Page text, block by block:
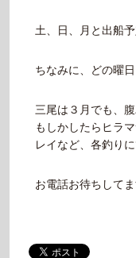
土、日、月と出船
ちなみに、どの曜
三尾は３月でも、
もしかしたらヒラ
レイなど、各釣り
お電話お待ちしてま